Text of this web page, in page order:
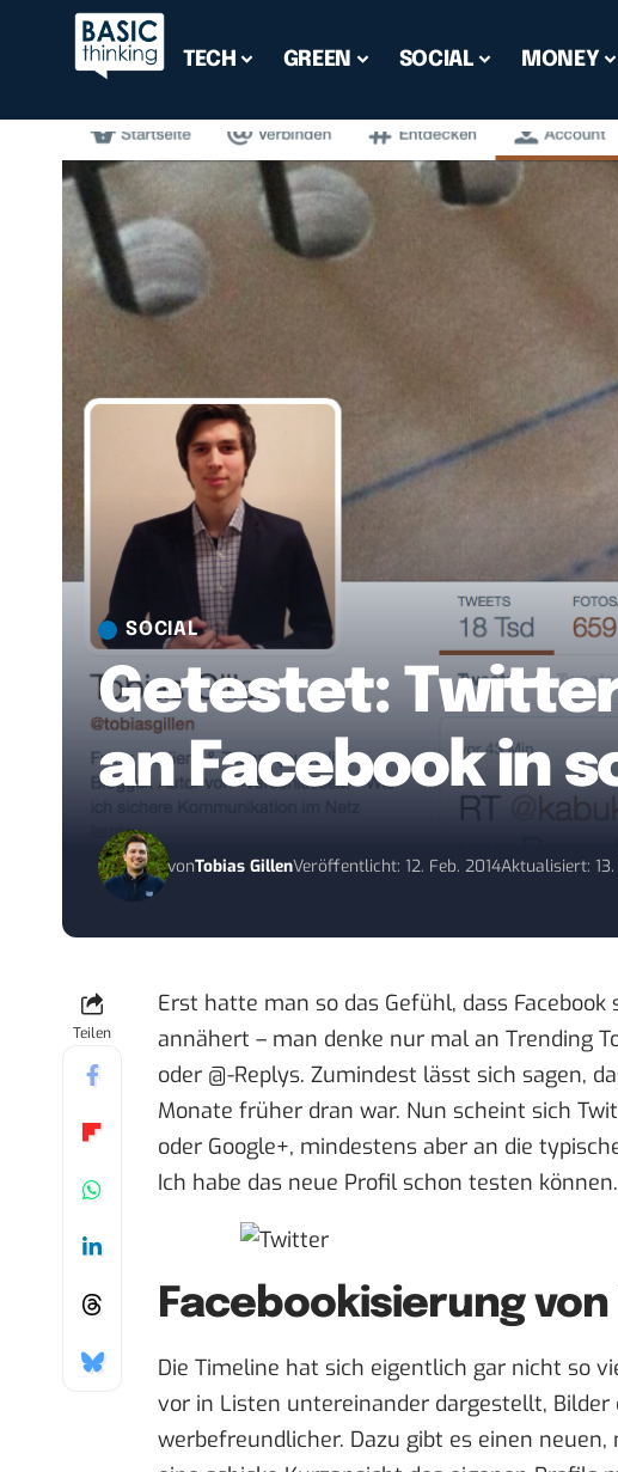
TECH GREEN SOCIAL MONEY
SOCIAL
Getestet:
an Facebook in
vonTobias GillenVeröffentlicht: 12. Feb. 2014Aktualisiert:
Teilen
Erst hatte man so das Gefühl, dass
annähert – man denke nur mal an Trending
oder @-Replys. Zumindest lässt sich sagen,
Monate früher dran war. Nun scheint sich
oder Google+, mindestens aber an die
Ich habe das neue Profil schon testen können.
Facebookisierung
Die Timeline hat sich eigentlich gar nicht so
vor in Listen untereinander dargestellt,
werbefreundlicher. Dazu gibt es einen